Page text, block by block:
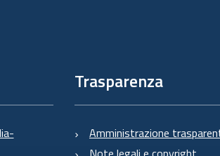
Trasparenza
Amministrazione